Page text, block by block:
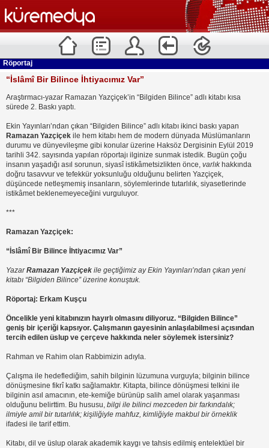
Röportaj
“İslâmî Bir Bilince İhtiyacımız Var”
Araştırmacı-yazar Ramazan Yazçiçek’in “Bilgiden Bilince” adlı kitabı kısa
sürede 2. Baskı yaptı.
Ekin Yayınları’ndan çıkan “Bilgiden Bilince” adlı kitabı ikinci baskı yapan
Ramazan Yazçiçek ile hem kitabı hem de modern dünyada Müslümanların
durumu ve dünyevileşme gibi konular üzerine Haksöz Dergisinin Eylül 2019
tarihli 342. sayısında yapılan röportajı ilginize sunmak istedik. Bugün çoğu
insanın yaşadığı asıl sorunun, siyasî istikâmetsizlikten önce, varlıkhakkında
doğru tasavvur ve tefekkür yoksunluğu olduğunu belirten Yazçiçek,
düşüncede netleşmemiş insanların, söylemlerinde tutarlılık, siyasetlerinde
istikâmet beklenemeyeceğini vurguluyor.
***
Ramazan Yazçiçek:
“İslâmî Bir Bilince İhtiyacımız Var”
YazarRamazan Yazçiçek ile geçtiğimiz ay Ekin Yayınları’ndan çıkan yeni
kitabı “Bilgiden Bilince” üzerine konuştuk.
Röportaj: Erkam Kuşçu
Öncelikle yeni kitabınızın hayırlı olmasını diliyoruz. “Bilgiden Bilince”
geniş bir içeriği kapsıyor. Çalışmanın gayesinin anlaşılabilmesi açısından
tercih edilen üslup ve çerçeve hakkında neler söylemek istersiniz?
Rahman ve Rahim olan Rabbimizin adıyla.
Çalışma ile hedeflediğim, sahih bilginin lüzumuna vurguyla; bilginin bilince
dönüşmesine fikrî katkı sağlamaktır. Kitapta, bilince dönüşmesi telkini ile
bilginin asıl amacının, ete-kemiğe bürünüp salih amel olarak yaşanması
olduğunu belirttim. Bu hususu, bilgi ile bilinci mezceden bir farkındalık;
ilmiyle amil bir tutarlılık; kişiliğiyle mahfuz, kimliğiyle makbul bir örneklik
ifadesi ile tarif ettim.
Kitabı, dil ve üslup olarak akademik kaygı ve tahsis edilmiş entelektüel bir